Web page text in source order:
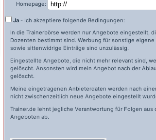
Homepage:
Ja - Ich akzeptiere folgende Bedingungen:
In die Trainerbörse werden nur Angebote eingestellt,
Dozenten bestimmt sind. Werbung für sonstige
sowie sittenwidrige Einträge sind unzulässig.
Eingestellte Angebote, die nicht mehr relevant sind,
gelöscht. Ansonsten wird mein Angebot nach der
gelöscht.
Meine eingetragenen Anbieterdaten werden nach
nicht zwischenzeitlich neue Angebote eingestellt
Trainer.de lehnt jegliche Verantwortung für Folgen
Angeboten ab.